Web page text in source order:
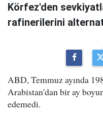
Körfez'den
rafinerilerini
ABD, Temmuz ayında
Arabistan'dan bir ay
edemedi.